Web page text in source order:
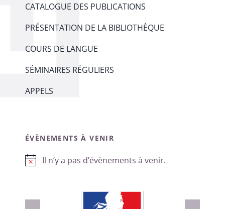
CATALOGUE DES PUBLICATIONS
PRÉSENTATION DE LA BIBLIOTHÈQUE
COURS DE LANGUE
SÉMINAIRES RÉGULIERS
APPELS
ÉVÈNEMENTS À VENIR
Notice
Il n’y a pas d’évènements à venir.